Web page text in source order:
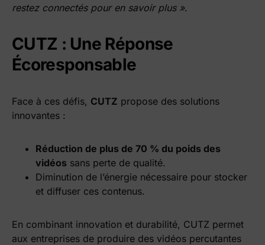
restez connectés pour en savoir plus ».
CUTZ : Une Réponse
Écoresponsable
Face à ces défis, CUTZ propose des solutions
innovantes :
Réduction de plus de 70 % du poids des
vidéos sans perte de qualité.
Diminution de l’énergie nécessaire pour stocker
et diffuser ces contenus.
En combinant innovation et durabilité, CUTZ permet
aux entreprises de produire des vidéos percutantes